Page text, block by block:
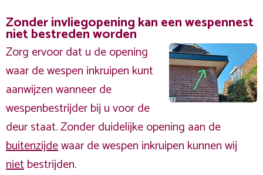
Zonder invliegopening kan een wespennest
niet bestreden worden
Zorg ervoor dat u de opening
waar de wespen inkruipen kunt
aanwijzen wanneer de
wespenbestrijder bij u voor de
deur staat. Zonder duidelijke opening aan de
buitenzijdewaar de wespen inkruipen kunnen wij
nietbestrijden.